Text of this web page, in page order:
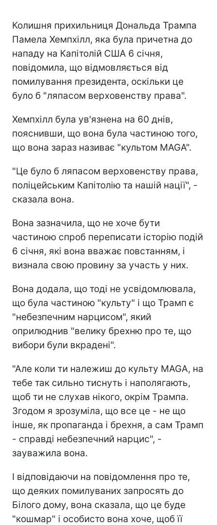
Колишня прихильниця Дональда Трампа
Памела Хемпхілл, яка була причетна до
нападу на Капітолій США 6 січня,
повідомила, що відмовляється від
помилування президента, оскільки це
було б "ляпасом верховенству права".
Хемпхілл була ув'язнена на 60 днів,
пояснивши, що вона була частиною того,
що вона зараз називає "культом MAGA".
"Це було б ляпасом верховенству права,
поліцейським Капітолію та нашій нації", -
сказала вона.
Вона зазначила, що не хоче бути
частиною спроб переписати історію подій
6 січня, які вона вважає повстанням, і
визнала свою провину за участь у них.
Вона додала, що тоді не усвідомлювала,
що була частиною "культу" і що Трамп є
"небезпечним нарцисом", який
оприлюднив "велику брехню про те, що
вибори були вкрадені".
"Але коли ти належиш до культу MAGA, на
тебе так сильно тиснуть і наполягають,
щоб ти не слухав нікого, окрім Трампа.
Згодом я зрозуміла, що все це - не що
інше, як пропаганда і брехня, а сам Трамп
- справді небезпечний нарцис", -
зауважила вона.
І відповідаючи на повідомлення про те,
що деяких помилуваних запросять до
Білого дому, вона сказала, що це буде
"кошмар" і особисто вона хоче, щоб її